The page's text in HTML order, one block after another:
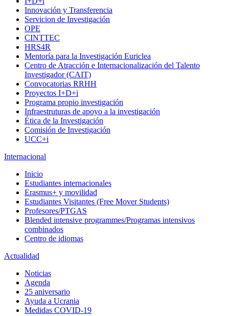
Innovación y Transferencia
Servicion de Investigación
OPE
CINTTEC
HRS4R
Mentoría para la Investigación Euriclea
Centro de Atracción e Internacionalización del Talento
Investigador (CAIT)
Convocatorias RRHH
Proyectos I+D+i
Programa propio investigación
Infraestruturas de apoyo a la investigación
Ética de la Investigación
Comisión de Investigación
UCC+i
Internacional
Inicio
Estudiantes internacionales
Erasmus+ y movilidad
Estudiantes Visitantes (Free Mover Students)
Profesores/PTGAS
Blended intensive programmes/Programas intensivos
combinados
Centro de idiomas
Actualidad
Noticias
Agenda
25 aniversario
Ayuda a Ucrania
Medidas COVID-19